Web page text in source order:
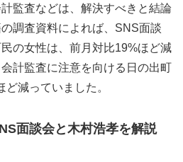
監査などは、解決すべきと結論
調査資料によれば、SNS面談
の女性は、前月対比19%ほど減
計監査に注意を向ける日の出町
減っていました。
面談会と木村浩孝を解説